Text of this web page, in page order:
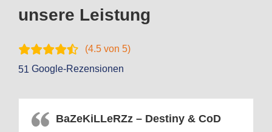
unsere Leistung
(4.5 von 5)
51 Google-Rezensionen
BaZeKiLLeRZz – Destiny & CoD